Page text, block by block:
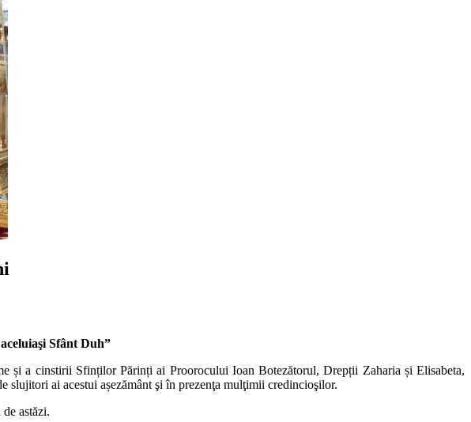
Sfânt Duh”
a cinstirii Sfinților Părinți ai Proorocului Ioan Botezătorul, Drepții Zaharia și Elisabeta,
ai acestui așezământ şi în prezenţa mulţimii credincioşilor.
astăzi.